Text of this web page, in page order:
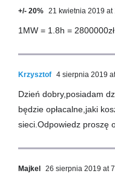
+/- 20% 21 kwietnia 2019 at
1MW = 1.8h =
Krzysztof 4 sierpnia 2019
Dzień dobry,posiadam
będzie opłacalne,jaki
sieci.Odpowiedz proszę
Majkel 26 sierpnia 2019 at